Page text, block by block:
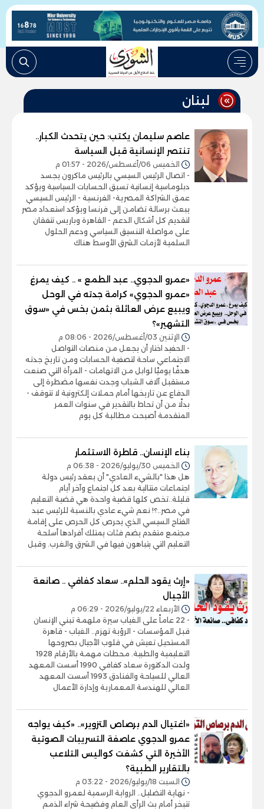
لبنان
عاصم سليمان يكتب: حين يتحدث الكبار..
تنتصر الإنسانية قبل السياسة
الخميس 06/أغسطس/2026 - 01:57 م
- اتصال الرئيس السيسي بالرئيس ماكرون يجسد
دبلوماسية إنسانية تسبق الحسابات السياسية ويؤكد
عمق الشراكة المصرية- الفرنسية - الرئيس السيسي
يبعث برسالة تضامن إلى فرنسا ويؤكد استعداد مصر
لتقديم كل أشكال الدعم - القاهرة وباريس تتفقان
على مواصلة التنسيق السياسي ودعم الحلول
السلمية لأزمات الشرق الأوسط هناك
«عمرو الدجوي.. عبد الطمع » .. كيف يمرغ
«عمرو الدجوي» كرامة جدته في الوحل
ويبيع عرض العائلة بثمن بخس في «سوق
التشهير»؟
الإثنين 03/أغسطس/2026 - 08:06 م
- الحفيد اختار أن يجعل من منصات التواصل
الاجتماعي ساحة لتصفية الحسابات ومن تاريخ جدته
هدفًا يوميًا لوابل من الاتهامات - المرأة التي صنعت
مستقبل آلاف الشباب وجدت نفسها مضطرة إلى
الدفاع عن تاريخها أمام حملات إلكترونية لا تتوقف -
بدلًا من أن تحاط بالتقدير في سنوات العمر
المتقدمة أصبحت مطالبة كل يوم
بناء الإنسان.. قاطرة الاستثمار
الخميس 30/يوليو/2026 - 06:38 م
هل هذا "بالشيء العادي" أن يعقد رئيس دولة
اجتماعات متتالية بعد كل اجتماع وآخر أيام
قليلة..تخص كلها قضية واحدة هي قضية التعليم
في مصر..؟! نعم شيء عادي بالنسبة للرئيس عبد
الفتاح السيسي الذي يحرص كل الحرص على إقامة
مجتمع متقدم يضم فئات يمتلك أفرادها أسلحة
التعليم التي يتباهون فيها في الشرق والغرب. وقبل
«إِرث يقود الحلم».. سعاد كفافي .. صانعة
الأجيال
الأربعاء 22/يوليو/2026 - 06:29 م
- 22 عاماً على الغياب سيرة ملهمة تبني الإنسان
قبل المؤسسات - الرؤية تهزم.. الغياب - قاهرة
المستحيل تعيش في قلوب الأجيال بصروحها
التعليمية والطبية. محطات مهمة بالأرقام 1928
ولدت الدكتورة سعاد كفافي 1990 أسست المعهد
العالي للسياحة والفنادق 1993 أسست المعهد
العالي للهندسة المعمارية وإدارة الأعمال
«اغتيال الدم برصاص التزوير».. «كيف يواجه
عمرو الدجوي عاصفة التسريبات الصوتية
الأخيرة التي كشفت كواليس التلاعب
بالتقارير الطبية؟
السبت 18/يوليو/2026 - 03:22 م
- نهاية التضليل.. الرواية الرسمية لعمرو الدجوي
تتبخر أمام بث الرأي العام وفضيحة شراء الذمم